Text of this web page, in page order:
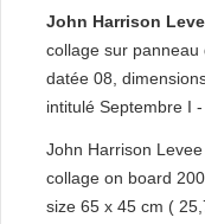
John Harrison
collage sur
datée 08,
intitulé Septembre I
John Harrison
collage on board
size 65 x 45 cm (